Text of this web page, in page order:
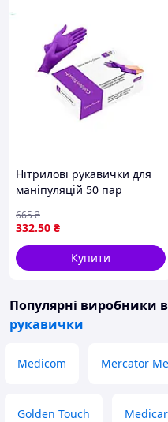
Нітрилові рукавички для
маніпуляцій 50 пар
нестерильні текстуровані
332.50 ₴
665₴
Купити
Популярні виробники
рукавички
Medicom Mercator
Golden Touch